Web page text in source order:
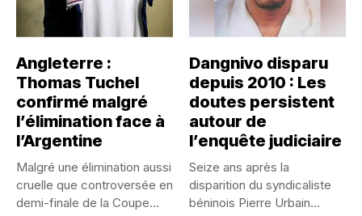
Angleterre :
Thomas Tuchel
confirmé malgré
l’élimination face à
l’Argentine
Malgré une élimination aussi
cruelle que controversée en
demi-finale de la Coupe...
Dangnivo disparu
depuis 2010 : Les
doutes persistent
autour de
l’enquête judiciaire
Seize ans après la
disparition du syndicaliste
béninois Pierre Urbain